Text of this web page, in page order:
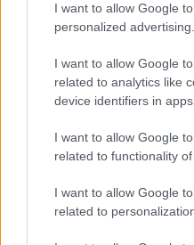
I want to allow Google
personalized advertising.
I want to allow Google
related to analytics like
device identifiers in apps.
I want to allow Google
related to functionality
I want to allow Google
related to
Számos népszerű
iPhone 18 bemutató
Apple az új csúcsmobilokról
Az Android rejtett
észrevétlenül könnyíti meg
mobilhasználatot – sokan